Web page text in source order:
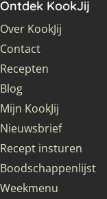
Ontdek KookJij
Over KookJij
Contact
Recepten
Blog
Mijn KookJij
Nieuwsbrief
Recept insturen
Boodschappenlijst
Weekmenu